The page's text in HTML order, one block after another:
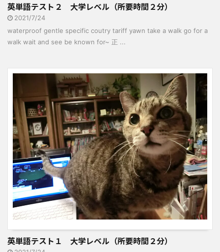
英単語テスト２ 大学レベル（所要時間２分）
2021/7/24
waterproof gentle specific coutry tariff yawn take a walk go for a
walk wait and see be known for~ 正 ...
英単語テスト１ 大学レベル（所要時間２分）